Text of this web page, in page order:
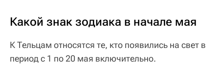
Какой знак зодиака в начале мая
К Тельцам относятся те, кто появились на свет в
период с 1 по 20 мая включительно.